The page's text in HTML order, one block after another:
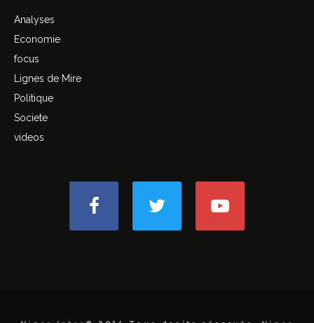
Analyses
Economie
focus
Lignes de Mire
Politique
Societe
videos